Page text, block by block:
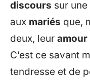
discours sur
aux mariés que,
deux, leur amour
C’est ce savant
tendresse et de